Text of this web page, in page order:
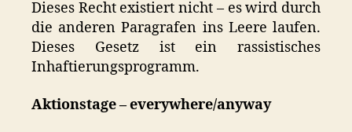
Dieses Recht existiert nicht – es wird durch
die anderen Paragrafen ins Leere laufen.
Dieses Gesetz ist ein rassistisches
Inhaftierungsprogramm.
Aktionstage – everywhere/anyway